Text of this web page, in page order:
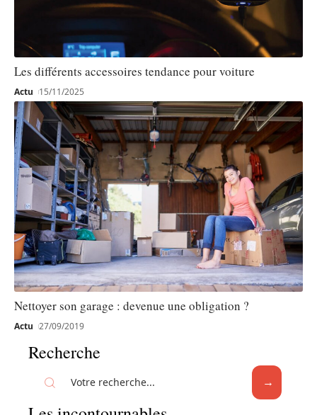
Les différents accessoires tendance pour voiture
Actu 15/11/2025
Nettoyer son garage : devenue une obligation ?
Actu 27/09/2019
Recherche